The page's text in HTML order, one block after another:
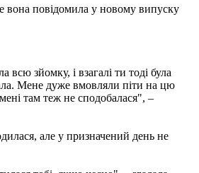
вона повідомила у новому випуску
зйомку, і взагалі ти тоді була
Мене дуже вмовляли піти на цю
там теж не сподобалася", –
але у призначений день не